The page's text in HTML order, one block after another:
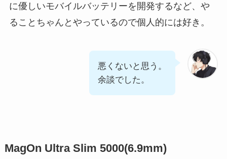
に優しいモバイルバッテリーを開発するなど、や
ることちゃんとやっているので個人的には好き。
悪くないと思う。
余談でした。
MagOn Ultra Slim 5000(6.9mm)